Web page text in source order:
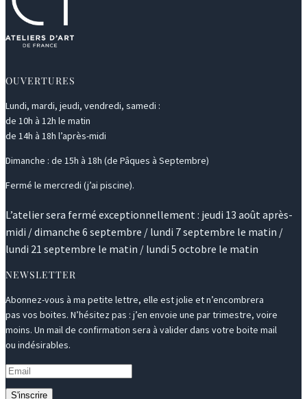
OUVERTURES
Lundi, mardi, jeudi, vendredi, samedi :
de 10h à 12h le matin
de 14h à 18h l’après-midi
Dimanche : de 15h à 18h (de Pâques à Septembre)
Fermé le mercredi (j’ai piscine).
L’atelier sera fermé exceptionnellement : jeudi 13 août après-
midi / dimanche 6 septembre / lundi 7 septembre le matin /
lundi 21 septembre le matin / lundi 5 octobre le matin
NEWSLETTER
Abonnez-vous à ma petite lettre, elle est jolie et n’encombrera
pas vos boites. N’hésitez pas : j’en envoie une par trimestre, voire
moins. Un mail de confirmation sera à valider dans votre boite mail
ou indésirables.
S'inscrire